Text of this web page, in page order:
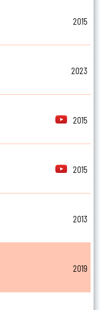
2015
2023
2015
2015
2013
2019